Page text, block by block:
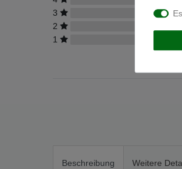
3
0
2
1
Beschreibung Weitere